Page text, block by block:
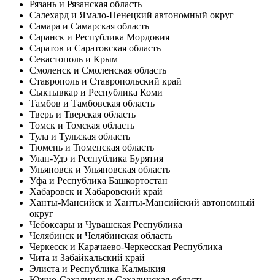
Рязань и Рязанская область
Салехард и Ямало-Ненецкий автономный округ
Самара и Самарская область
Саранск и Республика Мордовия
Саратов и Саратовская область
Севастополь и Крым
Смоленск и Смоленская область
Ставрополь и Ставропольский край
Сыктывкар и Республика Коми
Тамбов и Тамбовская область
Тверь и Тверская область
Томск и Томская область
Тула и Тульская область
Тюмень и Тюменская область
Улан-Удэ и Республика Бурятия
Ульяновск и Ульяновская область
Уфа и Республика Башкортостан
Хабаровск и Хабаровский край
Ханты-Мансийск и Ханты-Мансийский автономный
округ
Чебоксары и Чувашская Республика
Челябинск и Челябинская область
Черкесск и Карачаево-Черкесская Республика
Чита и Забайкальский край
Элиста и Республика Калмыкия